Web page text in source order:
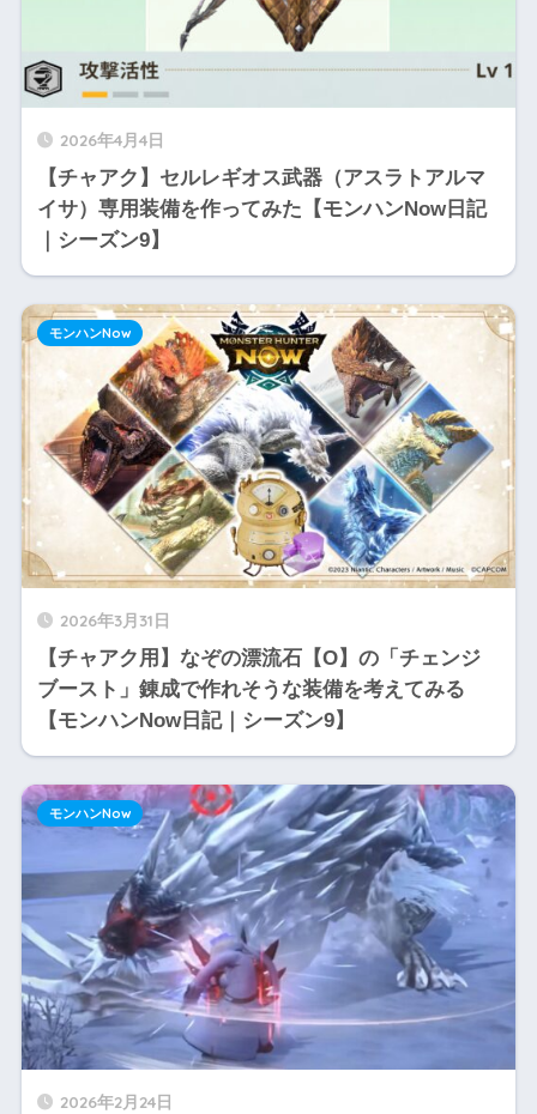
2026年4月4日
【チャアク】セルレギオス武器（アスラトアルマ
イサ）専用装備を作ってみた【モンハンNow日記
｜シーズン9】
2026年3月31日
【チャアク用】なぞの漂流石【O】の「チェンジ
ブースト」錬成で作れそうな装備を考えてみる
【モンハンNow日記｜シーズン9】
モンハンNow
2026年2月24日
モンハンNow